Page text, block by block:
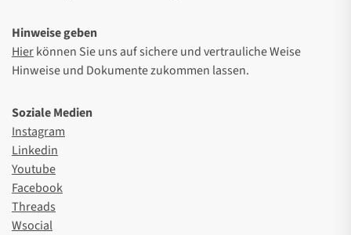
Hinweise geben
Hierkönnen Sie uns auf sichere und vertrauliche Weise
Hinweise und Dokumente zukommen lassen.
Soziale Medien
Instagram
Linkedin
Youtube
Facebook
Threads
Wsocial